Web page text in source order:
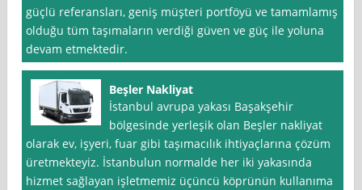
güçlü referansları, geniş müşteri portföyü ve tamamlamış
olduğu tüm taşımaların verdiği güven ve güç ile yoluna
devam etmektedir.
Beşler Nakliyat
İstanbul avrupa yakası Başakşehir
bölgesinde yerleşik olan Beşler nakliyat
olarak ev, işyeri, fuar gibi taşımacılık ihtiyaçlarına çözüm
üretmekteyiz. İstanbulun normalde her iki yakasında
hizmet sağlayan işletmemiz üçüncü köprünün kullanıma